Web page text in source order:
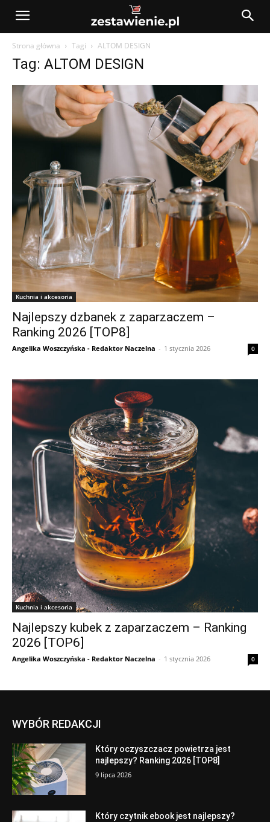
Strona główna Tagi ALTOM DESIGN
Tag: ALTOM DESIGN
Kuchnia i akcesoria
Najlepszy dzbanek z zaparzaczem –
Ranking 2026 [TOP8]
Angelika Woszczyńska - Redaktor Naczelna - 1 stycznia 2026 0
Kuchnia i akcesoria
Najlepszy kubek z zaparzaczem – Ranking
2026 [TOP6]
Angelika Woszczyńska - Redaktor Naczelna - 1 stycznia 2026 0
WYBÓR REDAKCJI
Który oczyszczacz powietrza jest
najlepszy? Ranking 2026 [TOP8]
9 lipca 2026
Który czytnik ebook jest najlepszy?